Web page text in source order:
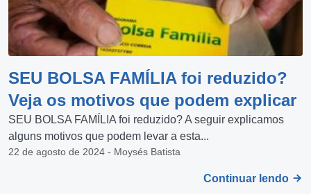
SEU BOLSA FAMÍLIA foi reduzido?
Veja os motivos que podem explicar
SEU BOLSA FAMÍLIA foi reduzido? A seguir explicamos
alguns motivos que podem levar a esta...
22 de agosto de 2024 - Moysés Batista
Continuar lendo